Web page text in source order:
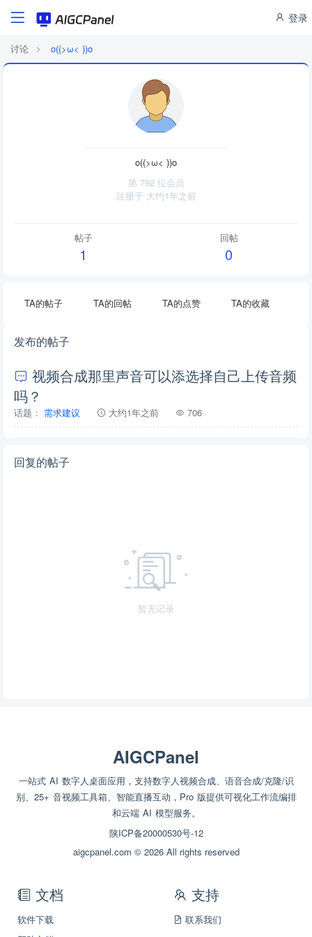
登录
讨论 o((>ω< ))o
o((>ω< ))o
第 792 位会员
注册于 大约1年之前
帖子
1
回帖
0
TA的帖子 TA的回帖 TA的点赞 TA的收藏
发布的帖子
视频合成那里声音可以添选择自己上传音频
吗？
话题： 需求建议 大约1年之前 706
回复的帖子
暂无记录
AIGCPanel
一站式 AI 数字人桌面应用，支持数字人视频合成、语音合成/克隆/识
别、25+ 音视频工具箱、智能直播互动，Pro 版提供可视化工作流编排
和云端 AI 模型服务。
陕ICP备20000530号-12
aigcpanel.com © 2026 All rights reserved
文档
软件下载
支持
联系我们